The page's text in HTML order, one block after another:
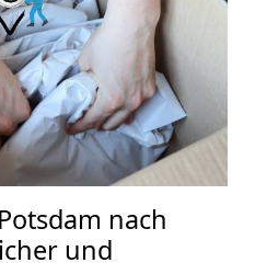
Potsdam nach
und